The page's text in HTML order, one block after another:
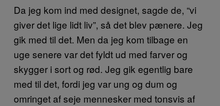
Da jeg kom ind med designet, sagde de, “vi
giver det lige lidt liv”, så det blev pænere. Jeg
gik med til det. Men da jeg kom tilbage en
uge senere var det fyldt ud med farver og
skygger i sort og rød. Jeg gik egentlig bare
med til det, fordi jeg var ung og dum og
omringet af seje mennesker med tonsvis af